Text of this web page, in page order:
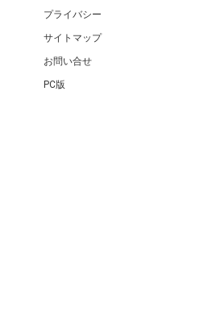
プライバシー
サイトマップ
お問い合せ
PC版